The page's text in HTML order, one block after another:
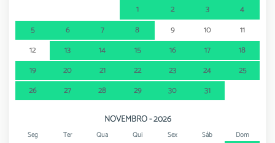
1 2 3
4
5
6 7 8 9 10
11
12
13 14 15 16 17
18
19
20 21 22 23 24
25
26
27 28 29 30 31
NOVEMBRO - 2026
Seg Ter Qua Qui Sex Sáb Dom